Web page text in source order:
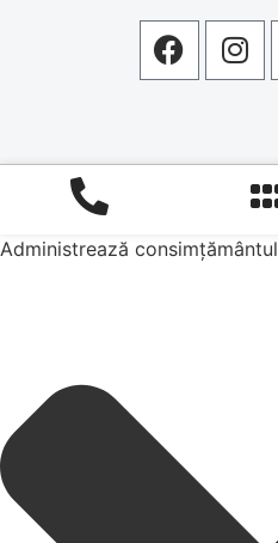
Administrează consimțământul